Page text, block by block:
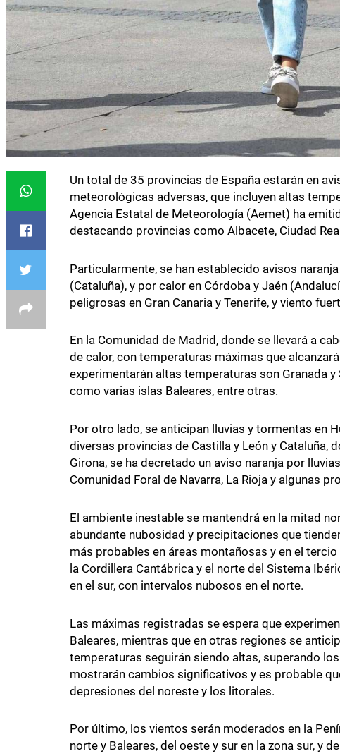
Un total de 35 provincias de España estarán en
meteorológicas adversas, que incluyen altas
Agencia Estatal de Meteorología (Aemet) ha
destacando provincias como Albacete, Ciudad
Particularmente, se han establecido avisos
(Cataluña), y por calor en Córdoba y Jaén
peligrosas en Gran Canaria y Tenerife, y viento
En la Comunidad de Madrid, donde se llevará a
de calor, con temperaturas máximas que
experimentarán altas temperaturas son Granada
como varias islas Baleares, entre otras.
Por otro lado, se anticipan lluvias y tormentas en
diversas provincias de Castilla y León y Cataluña,
Girona, se ha decretado un aviso naranja por
Comunidad Foral de Navarra, La Rioja y algunas
El ambiente inestable se mantendrá en la mitad
abundante nubosidad y precipitaciones que
más probables en áreas montañosas y en el
la Cordillera Cantábrica y el norte del Sistema
en el sur, con intervalos nubosos en el norte.
Las máximas registradas se espera que
Baleares, mientras que en otras regiones se
temperaturas seguirán siendo altas, superando
mostrarán cambios significativos y es probable
depresiones del noreste y los litorales.
Por último, los vientos serán moderados en la
norte y Baleares, del oeste y sur en la zona sur, y